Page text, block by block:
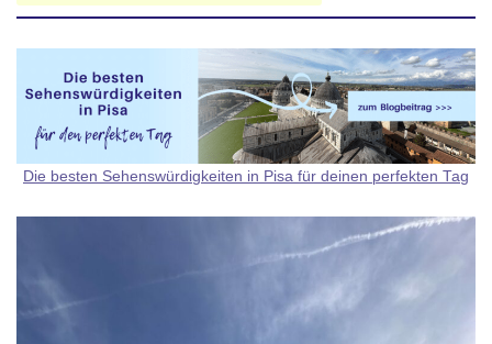
Die besten Sehenswürdigkeiten in Pisa für deinen perfekten Tag